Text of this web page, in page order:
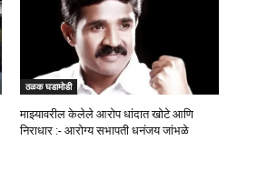
ठळक घडामोडी
माझ्यावरील केलेले आरोप धांदात खोटे आणि
निराधार :- आरोग्य सभापती धनंजय जांभळे